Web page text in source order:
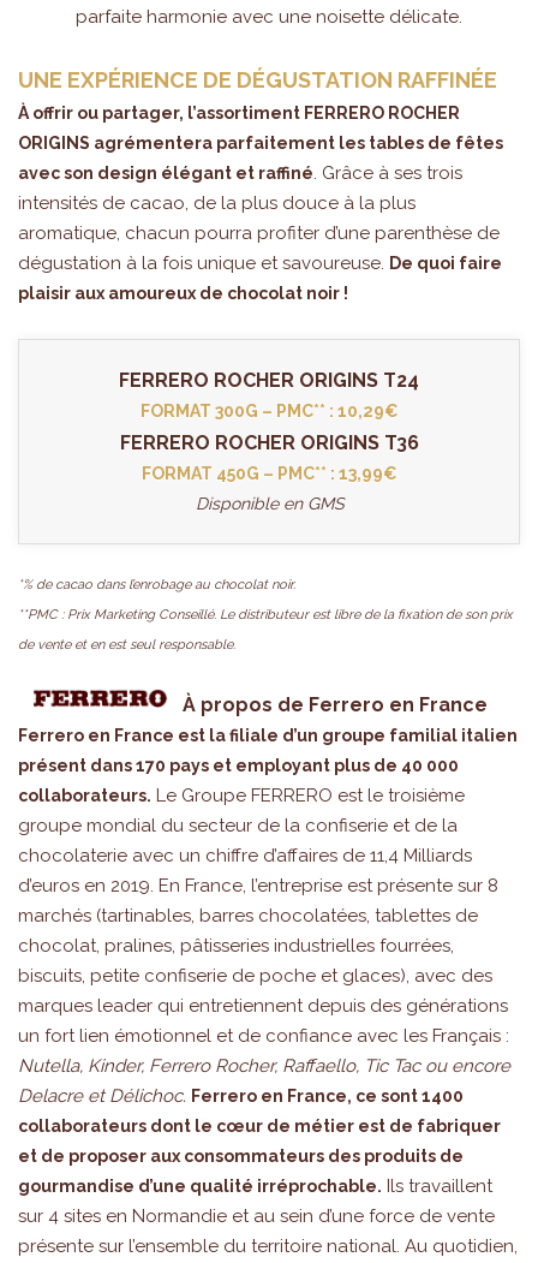
parfaite harmonie avec une noisette délicate.
UNE EXPÉRIENCE DE DÉGUSTATION RAFFINÉE
À offrir ou partager, l’assortiment FERRERO ROCHER
ORIGINS agrémentera parfaitement les tables de fêtes
avec son design élégant et raffiné . Grâce à ses trois
intensités de cacao, de la plus douce à la plus
aromatique, chacun pourra profiter d’une parenthèse de
dégustation à la fois unique et savoureuse. De quoi faire
plaisir aux amoureux de chocolat noir !
FERRERO ROCHER ORIGINS T24
FORMAT 300G – PMC** : 10,29€
FERRERO ROCHER ORIGINS T36
FORMAT 450G – PMC** : 13,99€
Disponible en GMS
*% de cacao dans l’enrobage au chocolat noir.
**PMC : Prix Marketing Conseillé. Le distributeur est libre de la fixation de son prix
de vente et en est seul responsable.
À propos de Ferrero en France
Ferrero en France est la filiale d’un groupe familial italien
présent dans 170 pays et employant plus de 40 000
collaborateurs. Le Groupe FERRERO est le troisième
groupe mondial du secteur de la confiserie et de la
chocolaterie avec un chiffre d’affaires de 11,4 Milliards
d’euros en 2019. En France, l’entreprise est présente sur 8
marchés (tartinables, barres chocolatées, tablettes de
chocolat, pralines, pâtisseries industrielles fourrées,
biscuits, petite confiserie de poche et glaces), avec des
marques leader qui entretiennent depuis des générations
un fort lien émotionnel et de confiance avec les Français :
Nutella, Kinder, Ferrero Rocher, Raffaello, Tic Tac ou encore
Delacre et Délichoc. Ferrero en France, ce sont 1400
collaborateurs dont le cœur de métier est de fabriquer
et de proposer aux consommateurs des produits de
gourmandise d’une qualité irréprochable. Ils travaillent
sur 4 sites en Normandie et au sein d’une force de vente
présente sur l’ensemble du territoire national. Au quotidien,